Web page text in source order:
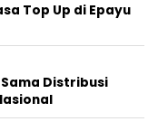
Top Up di Epayu
Sama Distribusi